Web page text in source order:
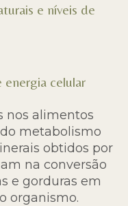
e níveis de
energia celular
nos alimentos
metabolismo
obtidos por
na conversão
e gorduras em
organismo.